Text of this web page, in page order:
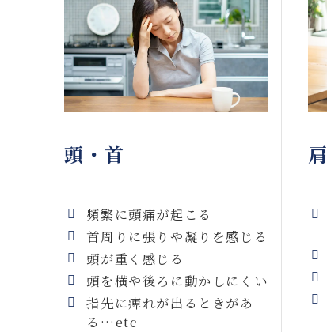
頭・首
頻繁に頭痛が起こる
首周りに張りや凝りを感じる
頭が重く感じる
頭を横や後ろに動かしにくい
指先に痺れが出るときがあ
る…etc
肩